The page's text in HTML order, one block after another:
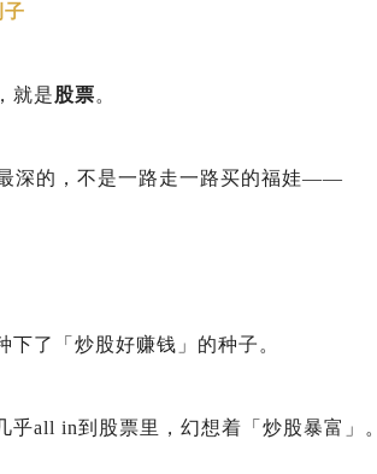
子
就是股票。
深的，不是一路走一路买的福娃——
了「炒股好赚钱」的种子。
all in到股票里，幻想着「炒股暴富」。